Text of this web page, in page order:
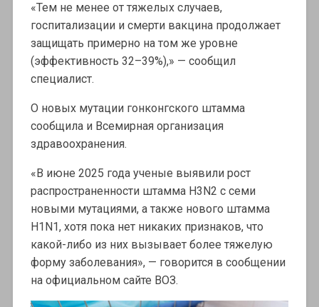
«Тем не менее от тяжелых случаев,
госпитализации и смерти вакцина продолжает
защищать примерно на том же уровне
(эффективность 32–39%),» — сообщил
специалист.
О новых мутации гонконгского штамма
сообщила и Всемирная организация
здравоохранения.
«В июне 2025 года ученые выявили рост
распространенности штамма H3N2 с семи
новыми мутациями, а также нового штамма
H1N1, хотя пока нет никаких признаков, что
какой-либо из них вызывает более тяжелую
форму заболевания», — говорится в сообщении
на официальном сайте ВОЗ.